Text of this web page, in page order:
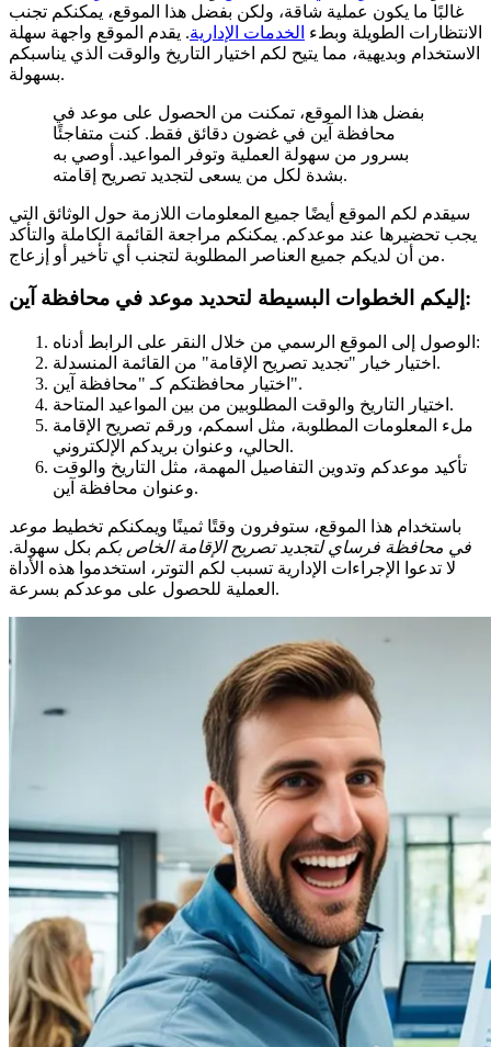
غالبًا ما يكون عملية شاقة، ولكن بفضل هذا الموقع، يمكنكم تجنب
الانتظارات الطويلة وبطء الخدمات الإدارية. يقدم الموقع واجهة سهلة
الاستخدام وبديهية، مما يتيح لكم اختيار التاريخ والوقت الذي يناسبكم
بسهولة.
بفضل هذا الموقع، تمكنت من الحصول على موعد في
محافظة آين في غضون دقائق فقط. كنت متفاجئًا
بسرور من سهولة العملية وتوفر المواعيد. أوصي به
بشدة لكل من يسعى لتجديد تصريح إقامته.
سيقدم لكم الموقع أيضًا جميع المعلومات اللازمة حول الوثائق التي
يجب تحضيرها عند موعدكم. يمكنكم مراجعة القائمة الكاملة والتأكد
من أن لديكم جميع العناصر المطلوبة لتجنب أي تأخير أو إزعاج.
إليكم الخطوات البسيطة لتحديد موعد في محافظة آين:
الوصول إلى الموقع الرسمي من خلال النقر على الرابط أدناه:
اختيار خيار "تجديد تصريح الإقامة" من القائمة المنسدلة.
اختيار محافظتكم كـ "محافظة آين".
اختيار التاريخ والوقت المطلوبين من بين المواعيد المتاحة.
ملء المعلومات المطلوبة، مثل اسمكم، ورقم تصريح الإقامة
الحالي، وعنوان بريدكم الإلكتروني.
تأكيد موعدكم وتدوين التفاصيل المهمة، مثل التاريخ والوقت
وعنوان محافظة آين.
باستخدام هذا الموقع، ستوفرون وقتًا ثمينًا ويمكنكم تخطيط موعد
في محافظة فرساي لتجديد تصريح الإقامة الخاص بكم بكل سهولة.
لا تدعوا الإجراءات الإدارية تسبب لكم التوتر، استخدموا هذه الأداة
العملية للحصول على موعدكم بسرعة.